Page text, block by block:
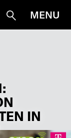
Suche
MENU
IN